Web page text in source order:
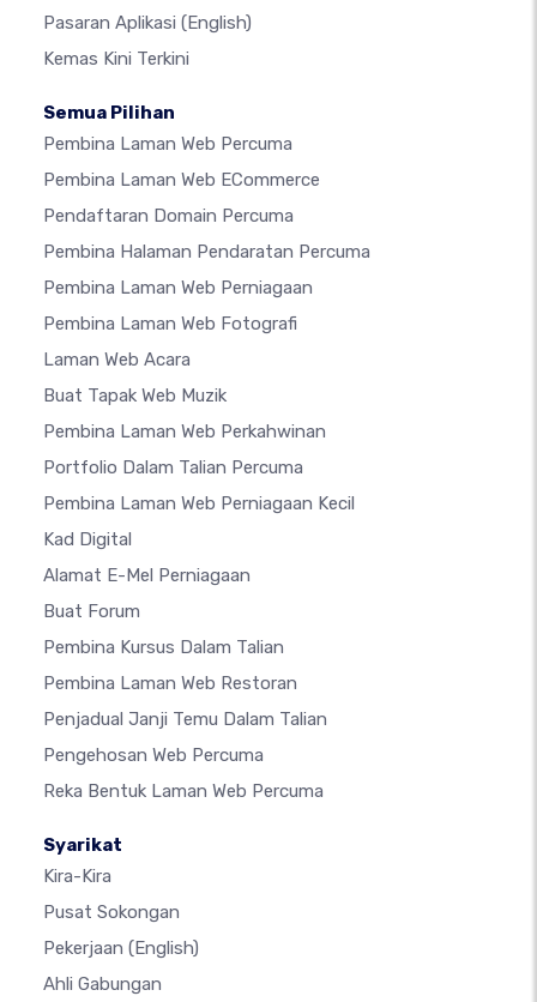
Pasaran Aplikasi (English)
Kemas Kini Terkini
Semua Pilihan
Pembina Laman Web Percuma
Pembina Laman Web ECommerce
Pendaftaran Domain Percuma
Pembina Halaman Pendaratan Percuma
Pembina Laman Web Perniagaan
Pembina Laman Web Fotografi
Laman Web Acara
Buat Tapak Web Muzik
Pembina Laman Web Perkahwinan
Portfolio Dalam Talian Percuma
Pembina Laman Web Perniagaan Kecil
Kad Digital
Alamat E-Mel Perniagaan
Buat Forum
Pembina Kursus Dalam Talian
Pembina Laman Web Restoran
Penjadual Janji Temu Dalam Talian
Pengehosan Web Percuma
Reka Bentuk Laman Web Percuma
Syarikat
Kira-Kira
Pusat Sokongan
Pekerjaan (English)
Ahli Gabungan